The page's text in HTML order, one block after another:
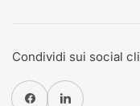
Condividi sui social
Condividi su FacebookCondividi su Pinterest